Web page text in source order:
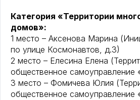
Категория «Территории
домов»:
1 место – Аксенова Марина
по улице Космонавтов, д.3)
2 место – Елесина Елена
общественное самоуправление
3 место – Фомичева Юлия
общественное самоуправление